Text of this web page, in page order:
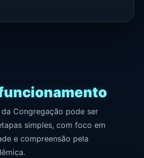
Congregação pode ser
simples, com foco em
e compreensão pela